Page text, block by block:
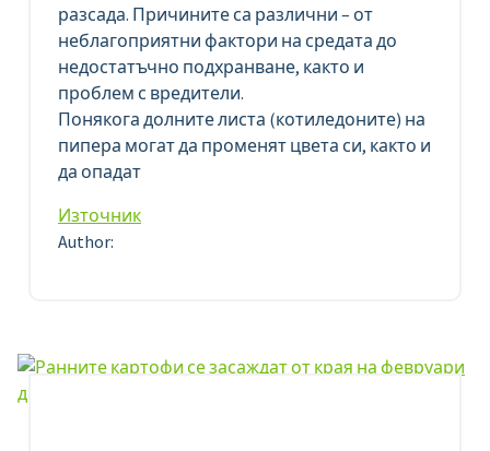
разсада. Причините са различни – от
неблагоприятни фактори на средата до
недостатъчно подхранване, както и
проблем с вредители.
Понякога долните листа (котиледоните) на
пипера могат да променят цвета си, както и
да опадат
Източник
Author: